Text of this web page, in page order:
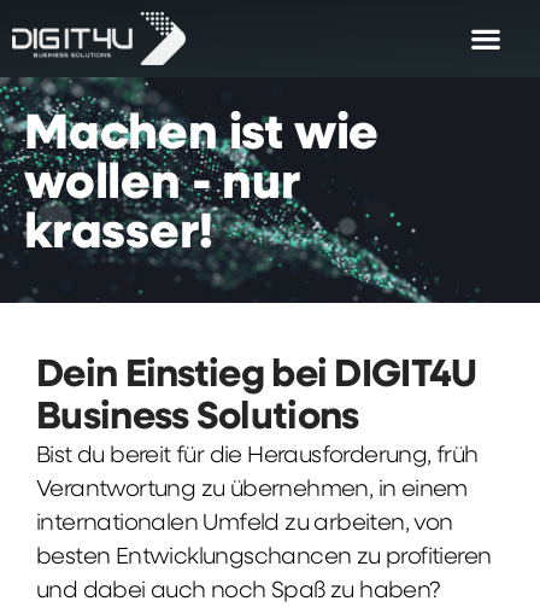
Machen ist wie
wollen - nur
krasser!
Dein Einstieg bei DIGIT4U
Business Solutions
Bist du bereit für die Herausforderung, früh
Verantwortung zu übernehmen, in einem
internationalen Umfeld zu arbeiten, von
besten Entwicklungschancen zu profitieren
und dabei auch noch Spaß zu haben?